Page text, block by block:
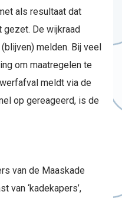
als resultaat dat
gezet. De wijkraad
melden. Bij veel
om maatregelen te
meldt via de
op gereageerd, is de
van de Maaskade
van ‘kadekapers’,